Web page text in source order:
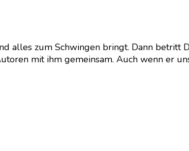
alles zum Schwingen bringt. Dann betritt
mit ihm gemeinsam. Auch wenn er